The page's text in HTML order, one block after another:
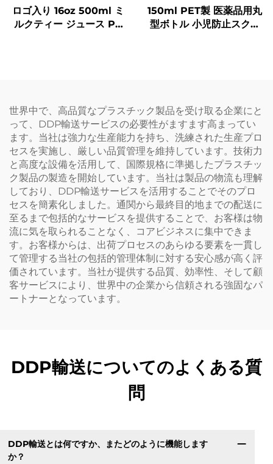
ロゴ入り 16oz 500ml ミ
ルクティー ジュース PP
150ml PET製 医薬品用丸
型ボトル 小児防止スクリ
世界中で、高品質なプラスチック製品を受け取る企業にと
って、DDP輸送サービスの必要性がますます高まってい
ます。当社は強力な生産能力を持ち、洗練された生産プロ
セスを実施し、厳しい品質管理を維持しています。技術力
と高度な設備を活用して、国際規格に準拠したプラスチッ
ク製品の製造を開始しています。当社は製品の物流も理解
しており、DDP輸送サービスを活用することでそのプロ
セスを簡素化しました。通関から最終目的地までの配送に
至るまで包括的なサービスを提供することで、お客様は物
流に気を取られることなく、コアビジネスに集中できま
す。お客様からは、出荷プロセスのあらゆる要素を一貫し
て管理する当社の包括的管理体制に対する安心感が高く評
価されています。当社が提供する品質、効率性、そして顧
客サービスにより、世界中の企業から信頼される強固なパ
ートナーとなっています。
DDP輸送についてのよくある質
問
DDP輸送とは何ですか、またどのように機能します
か？